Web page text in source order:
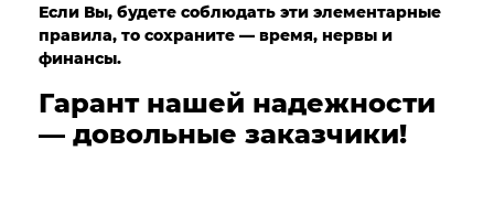
Если Вы, будете соблюдать эти элементарные
правила, то сохраните — время, нервы и
финансы.
Гарант нашей надежности
— довольные заказчики!